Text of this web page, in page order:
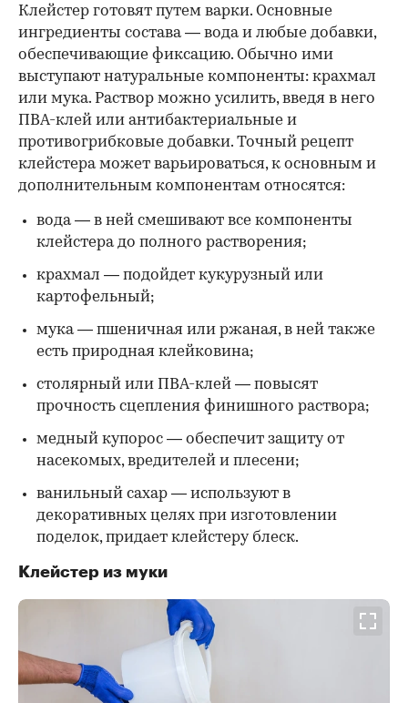
Клейстер готовят путем варки. Основные
ингредиенты состава — вода и любые добавки,
обеспечивающие фиксацию. Обычно ими
выступают натуральные компоненты: крахмал
или мука. Раствор можно усилить, введя в него
ПВА-клей или антибактериальные и
противогрибковые добавки. Точный рецепт
клейстера может варьироваться, к основным и
дополнительным компонентам относятся:
вода — в ней смешивают все компоненты
клейстера до полного растворения;
крахмал — подойдет кукурузный или
картофельный;
мука — пшеничная или ржаная, в ней также
есть природная клейковина;
столярный или ПВА-клей — повысят
прочность сцепления финишного раствора;
медный купорос — обеспечит защиту от
насекомых, вредителей и плесени;
ванильный сахар — используют в
декоративных целях при изготовлении
поделок, придает клейстеру блеск.
Клейстер из муки